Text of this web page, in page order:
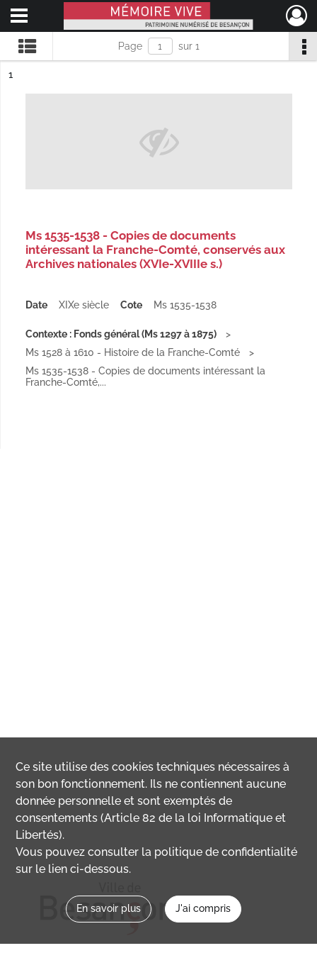
Mémoire Vive patrimoine numérisé de Besançon
Ouvrir le menu déroulant
Page sur 1
n°
1
Ms 1535-1538 - Copies de documents
intéressant la Franche-Comté, conservés aux
Archives nationales (XVIe-XVIIIe s.)
Date XIXe siècle Cote Ms 1535-1538
Contexte : Fonds général (Ms 1297 à 1875)
Ms 1528 à 1610 - Histoire de la Franche-Comté
Ms 1535-1538 - Copies de documents intéressant la
Franche-Comté,...
Ce site utilise descookies techniques nécessaires à
son bon fonctionnement. Ils ne contiennent aucune
donnée personnelle et sont exemptés de
consentements (Article 82 de la loi Informatique et
Libertés).
Vous pouvez consulter la politique de confidentialité
sur le lien ci-dessous.
En savoir plus J'ai compris